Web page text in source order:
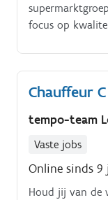
focus op
ambacht en
team zorgt voor
Chauffeur
tempo-team
Vaste jobs
Online sinds 9
Houd jij van de